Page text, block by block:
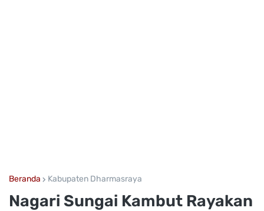
Beranda Kabupaten Dharmasraya
Nagari Sungai Kambut Rayakan